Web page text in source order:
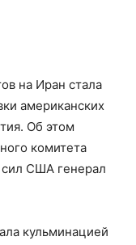
на Иран стала
американских
Об этом
комитета
США генерал
кульминацией